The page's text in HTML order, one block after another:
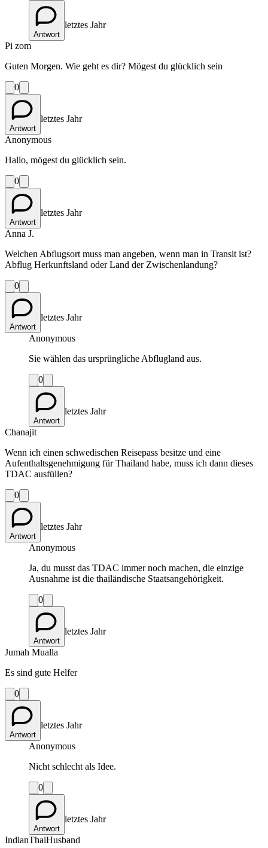
Antwort
letztes Jahr
Pi zom
Guten Morgen. Wie geht es dir? Mögest du glücklich sein
0
Antwort
letztes Jahr
Anonymous
Hallo, mögest du glücklich sein.
0
Antwort
letztes Jahr
Anna J.
Welchen Abflugsort muss man angeben, wenn man in Transit ist?
Abflug Herkunftsland oder Land der Zwischenlandung?
0
Antwort
letztes Jahr
Anonymous
Sie wählen das ursprüngliche Abflugland aus.
0
Antwort
letztes Jahr
Chanajit
Wenn ich einen schwedischen Reisepass besitze und eine
Aufenthaltsgenehmigung für Thailand habe, muss ich dann dieses
TDAC ausfüllen?
0
Antwort
letztes Jahr
Anonymous
Ja, du musst das TDAC immer noch machen, die einzige
Ausnahme ist die thailändische Staatsangehörigkeit.
0
Antwort
letztes Jahr
Jumah Mualla
Es sind gute Helfer
0
Antwort
letztes Jahr
Anonymous
Nicht schlecht als Idee.
0
Antwort
letztes Jahr
IndianThaiHusband